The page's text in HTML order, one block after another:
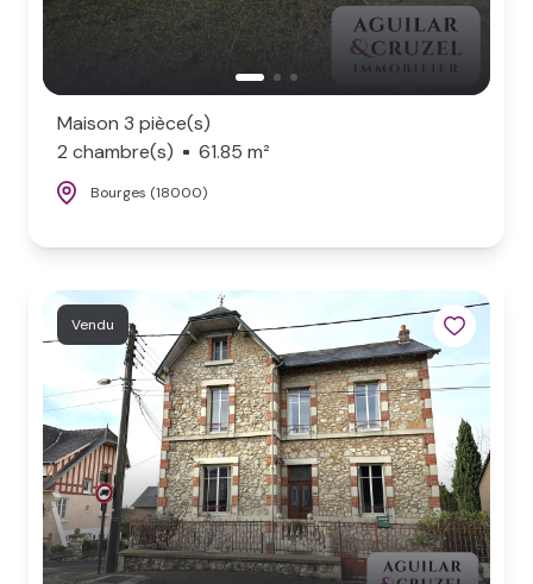
Maison 3 pièce(s)
2 chambre(s)
61.85 m²
Bourges (18000)
Vendu